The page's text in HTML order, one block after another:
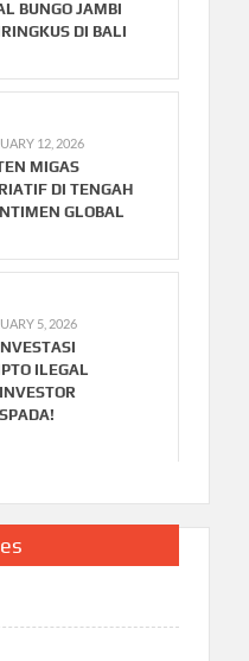
BUNGO JAMBI
DI BALI
12, 2026
MIGAS
DI TENGAH
GLOBAL
5, 2026
ILEGAL